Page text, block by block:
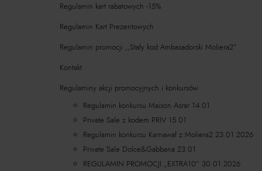
Regulamin kart rabatowych -15%
Regulamin Kart Prezentowych
Regulamin promocji ,,Stały kod Ambasadorski Moliera2”
Kontakt
Regulaminy akcji promocyjnych i konkursów
Regulamin konkursu Maison Asrar 14.01
Private Sale z kodem PRIV 15.01
Regulamin konkursu Karnawał z Moliera2 23.01.2026
Private Sale Dolce&Gabbana 23.01
REGULAMIN PROMOCJI „EXTRA10” 30.01.2026